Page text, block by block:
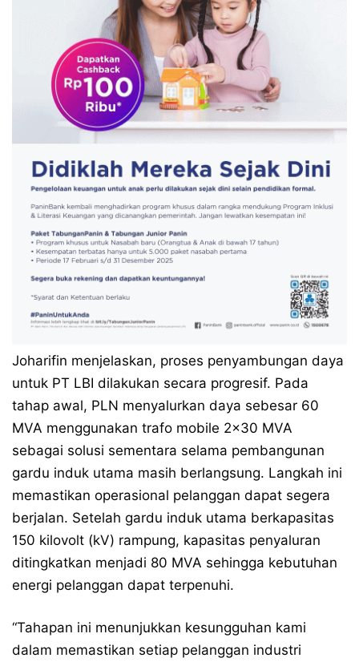
Joharifin menjelaskan, proses penyambungan daya
untuk PT LBI dilakukan secara progresif. Pada
tahap awal, PLN menyalurkan daya sebesar 60
MVA menggunakan trafo mobile 2×30 MVA
sebagai solusi sementara selama pembangunan
gardu induk utama masih berlangsung. Langkah ini
memastikan operasional pelanggan dapat segera
berjalan. Setelah gardu induk utama berkapasitas
150 kilovolt (kV) rampung, kapasitas penyaluran
ditingkatkan menjadi 80 MVA sehingga kebutuhan
energi pelanggan dapat terpenuhi.
“Tahapan ini menunjukkan kesungguhan kami
dalam memastikan setiap pelanggan industri